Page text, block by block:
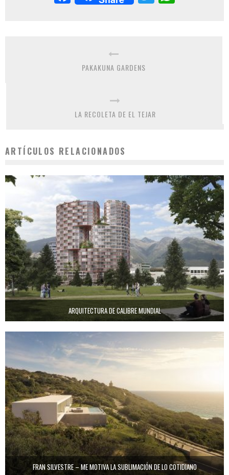
PAKAKUNA GARDENS
LA RECOLETA DE EL TEJAR
ARTÍCULOS RELACIONADOS
ARQUITECTURA DE CALIBRE MUNDIAL
FRAN SILVESTRE – ME MOTIVA LA SUBLIMACIÓN DE LO COTIDIANO